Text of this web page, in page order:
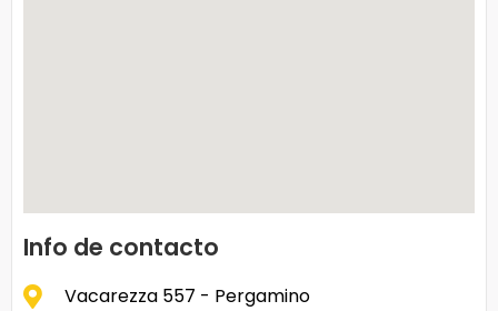
Info de contacto
Vacarezza 557 - Pergamino